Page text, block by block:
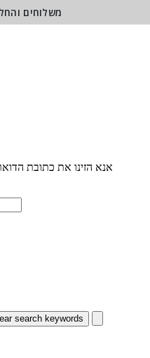
אנא הזינו את כתובת
משלוחים